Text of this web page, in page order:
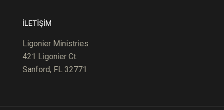
İLETİŞİM
Ligonier Ministries
421 Ligonier Ct.
Sanford, FL 32771